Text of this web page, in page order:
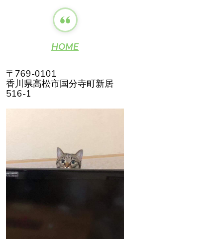
HOME
〒769-0101
香川県高松市国分寺町新居
516-1